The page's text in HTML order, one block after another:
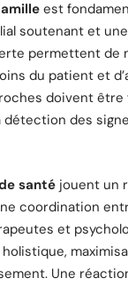
est
soutenant et une
permettent de
du patient et
doivent être
détection des
santé jouent un
coordination
et
Une